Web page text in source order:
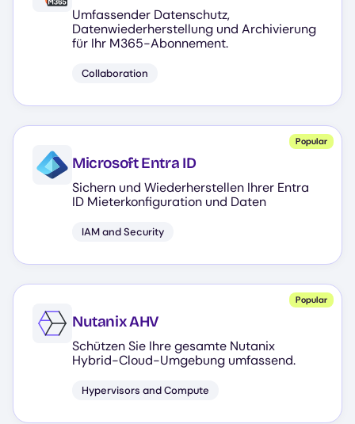
Umfassender Datenschutz,
Datenwiederherstellung und Archivierung
für Ihr M365-Abonnement.
Collaboration
Popular
Microsoft Entra ID
Sichern und Wiederherstellen Ihrer Entra
ID Mieterkonfiguration und Daten
IAM and Security
Popular
Nutanix AHV
Schützen Sie Ihre gesamte Nutanix
Hybrid-Cloud-Umgebung umfassend.
Hypervisors and Compute